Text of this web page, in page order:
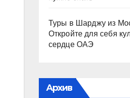
Туры в Шарджу из
Откройте для себя
сердце ОАЭ
Архив